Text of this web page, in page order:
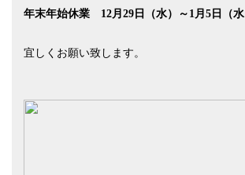
年末年始休業 12月29日（水）～1月5日（水
宜しくお願い致します。